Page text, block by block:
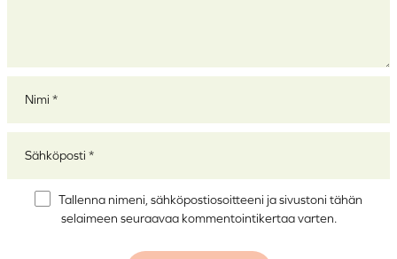
Tallenna nimeni, sähköpostiosoitteeni ja sivustoni tähän
selaimeen seuraavaa kommentointikertaa varten.